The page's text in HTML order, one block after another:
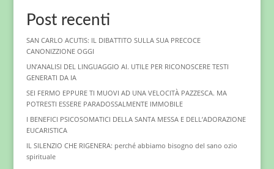
Post recenti
SAN CARLO ACUTIS: IL DIBATTITO SULLA SUA PRECOCE
CANONIZZIONE OGGI
UN’ANALISI DEL LINGUAGGIO AI. UTILE PER RICONOSCERE TESTI
GENERATI DA IA
SEI FERMO EPPURE TI MUOVI AD UNA VELOCITÀ PAZZESCA. MA
POTRESTI ESSERE PARADOSSALMENTE IMMOBILE
I BENEFICI PSICOSOMATICI DELLA SANTA MESSA E DELL’ADORAZIONE
EUCARISTICA
IL SILENZIO CHE RIGENERA: perché abbiamo bisogno del sano ozio
spirituale